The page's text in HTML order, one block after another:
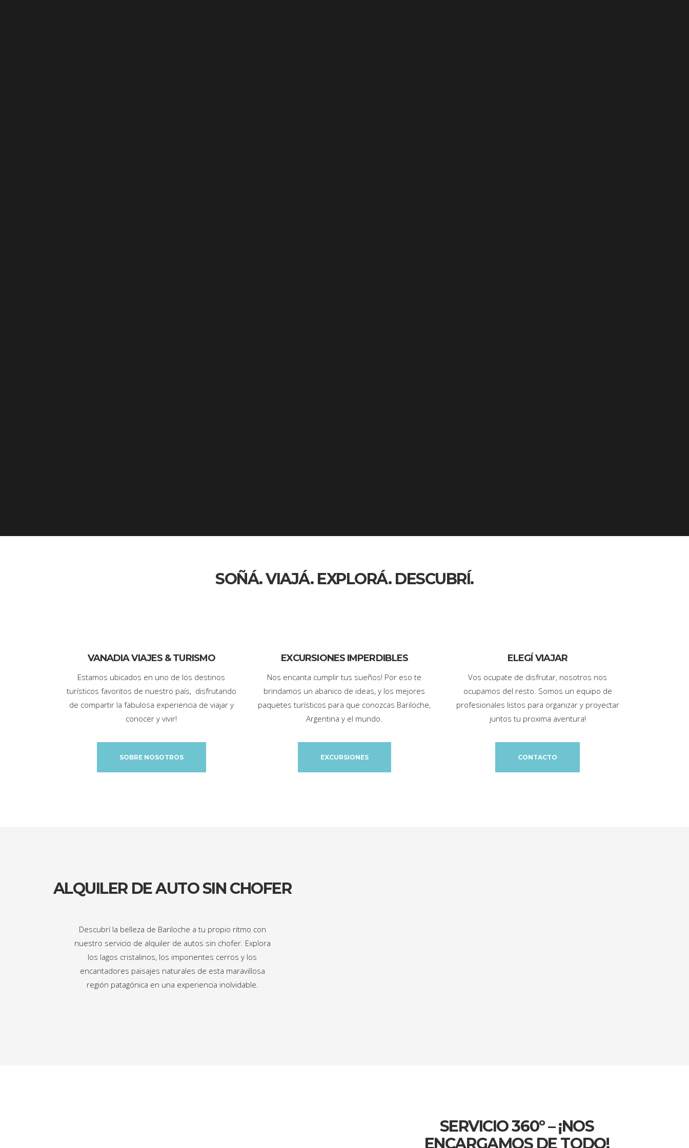
SOÑÁ. VIAJÁ. EXPLORÁ. DESCUBRÍ.
VANADIA VIAJES & TURISMO
Estamos ubicados en uno de los destinos
turísticos favoritos de nuestro país, disfrutando
de compartir la fabulosa experiencia de viajar y
conocer y vivir!
SOBRE NOSOTROS
EXCURSIONES IMPERDIBLES
Nos encanta cumplir tus sueños! Por eso te
brindamos un abanico de ideas, y los mejores
paquetes turísticos para que conozcas Bariloche,
Argentina y el mundo.
EXCURSIONES
ELEGÍ VIAJAR
Vos ocupate de disfrutar, nosotros nos
ocupamos del resto. Somos un equipo de
profesionales listos para organizar y proyectar
juntos tu proxima aventura!
CONTACTO
ALQUILER DE AUTO SIN CHOFER
Descubrí la belleza de Bariloche a tu propio ritmo con
nuestro servicio de alquiler de autos sin chofer. Explora
los lagos cristalinos, los imponentes cerros y los
encantadores paisajes naturales de esta maravillosa
región patagónica en una experiencia inolvidable.
SERVICIO 360º – ¡NOS
ENCARGAMOS DE TODO!